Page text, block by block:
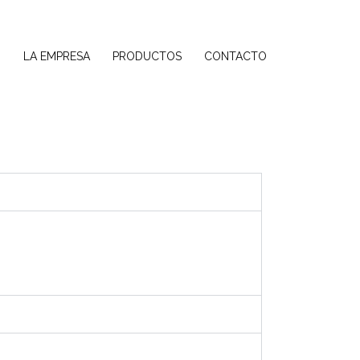
LA EMPRESA PRODUCTOS CONTACTO